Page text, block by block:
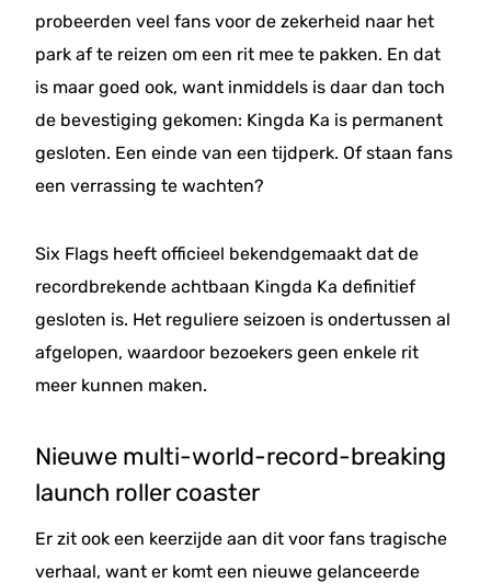
probeerden veel fans voor de zekerheid naar het
park af te reizen om een rit mee te pakken. En dat
is maar goed ook, want inmiddels is daar dan toch
de bevestiging gekomen: Kingda Ka is permanent
gesloten. Een einde van een tijdperk. Of staan fans
een verrassing te wachten?
Six Flags heeft officieel bekendgemaakt dat de
recordbrekende achtbaan Kingda Ka definitief
gesloten is. Het reguliere seizoen is ondertussen al
afgelopen, waardoor bezoekers geen enkele rit
meer kunnen maken.
Nieuwe multi-world-record-breaking
launch roller coaster
Er zit ook een keerzijde aan dit voor fans tragische
verhaal, want er komt een nieuwe gelanceerde